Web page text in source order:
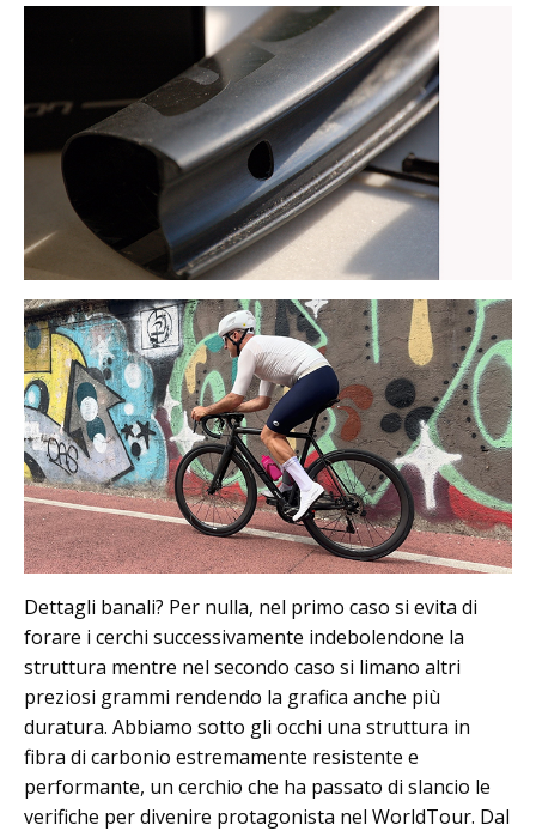
Dettagli banali? Per nulla, nel primo caso si evita di
forare i cerchi successivamente indebolendone la
struttura mentre nel secondo caso si limano altri
preziosi grammi rendendo la grafica anche più
duratura. Abbiamo sotto gli occhi una struttura in
fibra di carbonio estremamente resistente e
performante, un cerchio che ha passato di slancio le
verifiche per divenire protagonista nel WorldTour. Dal